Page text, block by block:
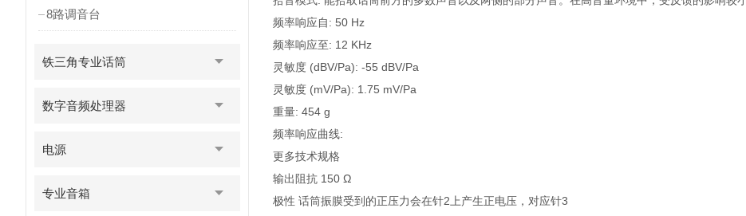
8路调音台
铁三角专业话筒
数字音频处理器
电源
专业音箱
频率响应自: 50 Hz
频率响应至: 12 KHz
灵敏度 (dBV/Pa): -55 dBV/Pa
灵敏度 (mV/Pa): 1.75 mV/Pa
重量: 454 g
频率响应曲线:
更多技术规格
输出阻抗 150 Ω
极性 话筒振膜受到的正压力会在针2上产生正电压，对应针3